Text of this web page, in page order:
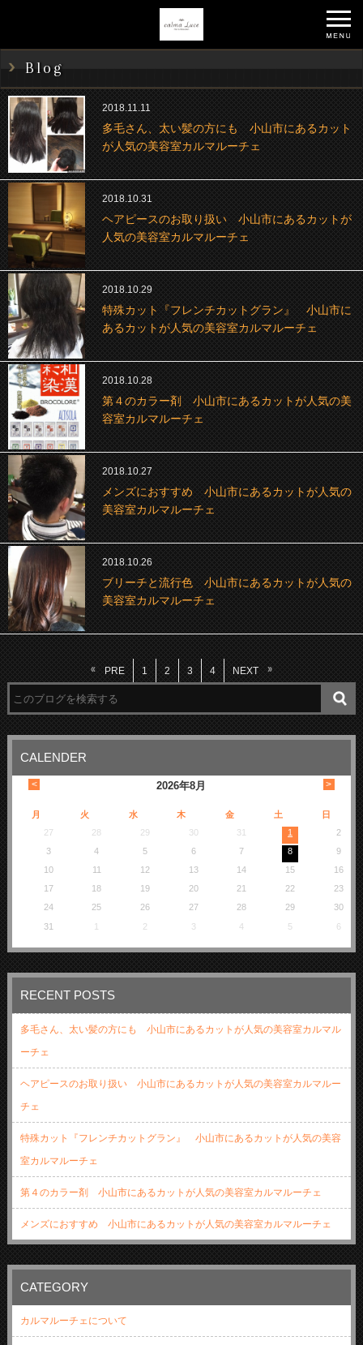
Blog
2018.11.11
多毛さん、太い髪の方にも 小山市にあるカット
が人気の美容室カルマルーチェ
2018.10.31
ヘアピースのお取り扱い 小山市にあるカットが
人気の美容室カルマルーチェ
2018.10.29
特殊カット『フレンチカットグラン』 小山市に
あるカットが人気の美容室カルマルーチェ
2018.10.28
第４のカラー剤 小山市にあるカットが人気の美
容室カルマルーチェ
2018.10.27
メンズにおすすめ 小山市にあるカットが人気の
美容室カルマルーチェ
2018.10.26
ブリーチと流行色 小山市にあるカットが人気の
美容室カルマルーチェ
PRE 1 2 3 4 NEXT
CALENDER
2026年8月
< >
月 火 水 木 金 土
日
27
28 29 30 31 1
2
3
4 5 6 7 8
9
10
11 12 13 14 15
16
17
18 19 20 21 22
23
24
25 26 27 28 29
30
31
1 2 3 4 5 6
RECENT POSTS
多毛さん、太い髪の方にも 小山市にあるカットが人気の美容室カルマル
ーチェ
ヘアピースのお取り扱い 小山市にあるカットが人気の美容室カルマルー
チェ
特殊カット『フレンチカットグラン』 小山市にあるカットが人気の美容
室カルマルーチェ
第４のカラー剤 小山市にあるカットが人気の美容室カルマルーチェ
メンズにおすすめ 小山市にあるカットが人気の美容室カルマルーチェ
CATEGORY
カルマルーチェについて